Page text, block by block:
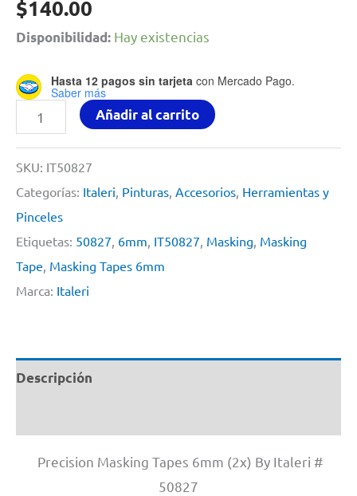
$140.00
Disponibilidad: Hay existencias
Hasta 12 pagos sin tarjeta con Mercado Pago.
Saber más
Precision
Masking
Tapes
6mm
(2x)
By
Italeri
#
Añadir al carrito
SKU: IT50827
Categorías: Italeri, Pinturas, Accesorios, Herramientas y
Pinceles
Etiquetas: 50827, 6mm, IT50827, Masking, Masking
Tape, Masking Tapes 6mm
Marca: Italeri
Descripción
Precision Masking Tapes 6mm (2x) By Italeri #
50827